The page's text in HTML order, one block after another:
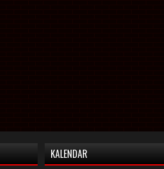
KALENDAR